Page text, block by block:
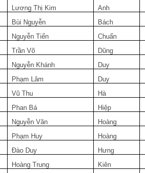
Lương Thị Kim
Anh
Bùi Nguyễn
Bách
Nguyễn Tiến
Chuẩn
Trần Võ
Dũng
Nguyễn Khánh
Duy
Phạm Lâm
Duy
Vũ Thu
Hà
Phan Bá
Hiệp
Nguyễn Văn
Hoàng
Phạm Huy
Hoàng
Đào Duy
Hưng
Hoàng Trung
Kiên